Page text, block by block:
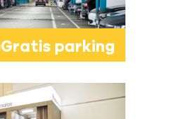
Gratis parking